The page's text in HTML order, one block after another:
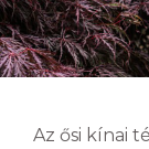
Az ősi kínai